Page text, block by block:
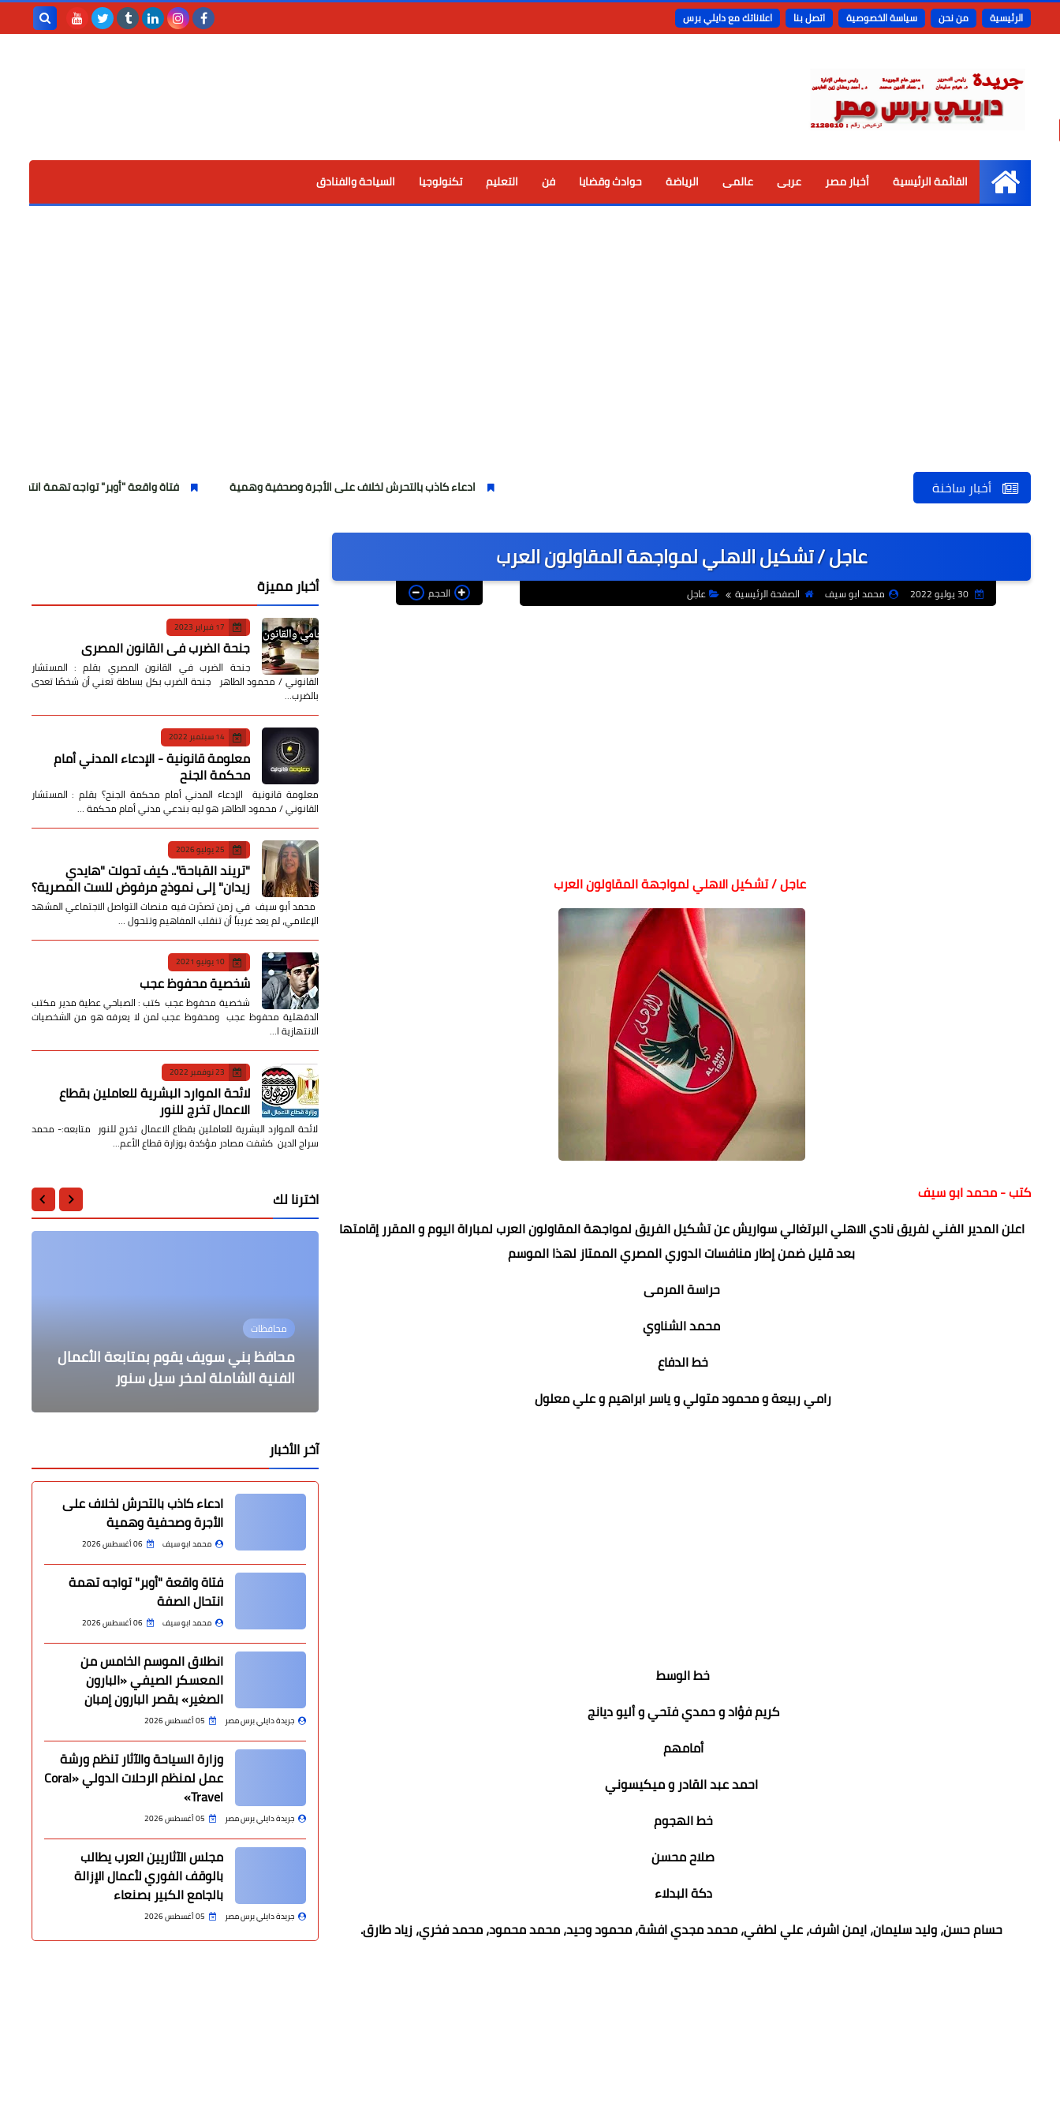
الرئيسية من نحن سياسة الخصوصية اتصل بنا اعلاناتك مع دايلي برس
الرئيسية
القائمة الرئيسية أخبار مصر عربى عالمى الرياضة حوادث وقضايا فن التعليم تكنولوجيا السياحة والفنادق
أخبار ساخنة ادعاء كاذب بالتحرش لخلاف على الأجرة وصحفية وهمية فتاة واقعة "أوبر" تواجه تهمة انتحال الصفة
عاجل / تشكيل الاهلي لمواجهة المقاولون العرب
30 يوليو 2022 محمد ابو سيف الصفحة الرئيسية عاجل الحجم
عاجل / تشكيل الاهلي لمواجهة المقاولون العرب
كتب - محمد ابو سيف
اعلن المدير الفني لفريق نادي الاهلي البرتغالي سواريش عن تشكيل الفريق لمواجهة المقاولون العرب لمباراة اليوم و المقرر إقامتها
بعد قليل ضمن إطار منافسات الدوري المصري الممتاز لهذا الموسم
حراسة المرمى
محمد الشناوي
خط الدفاع
رامي ربيعة و محمود متولي و ياسر ابراهيم و علي معلول
خط الوسط
كريم فؤاد و حمدي فتحي و أليو ديانج
أمامهم
احمد عبد القادر و ميكيسوني
خط الهجوم
صلاح محسن
دكة البدلاء
حسام حسن، وليد سليمان، ايمن اشرف، علي لطفي، محمد مجدي افشة، محمود وحيد، محمد محمود، محمد فخري، زياد طارق.
أخبار مميزة
17 فبراير 2023
جنحة الضرب في القانون المصري
جنحة الضرب في القانون المصري بقلم : المستشار
القانوني / محمود الطاهر جنحة الضرب بكل بساطة تعني أن شخصًا تعدى
بالضرب…
14 سبتمبر 2022
معلومة قانونية - الإدعاء المدني أمام
محكمة الجنح
معلومة قانونية الإدعاء المدني أمام محكمة الجنح؟ بقلم : المستشار
القانوني / محمود الطاهر هو ليه بندعي مدني أمام محكمة …
25 يوليو 2026
​"تريند القباحة".. كيف تحولت "هايدي
زيدان" إلى نموذج مرفوض للست المصرية؟
​ محمد أبو سيف ​في زمن تصدّرت فيه منصات التواصل الاجتماعي المشهد
الإعلامي، لم يعد غريباً أن تنقلب المفاهيم وتتحول …
10 يونيو 2021
شخصية محفوظ عجب
شخصية محفوظ عجب كتب : الصباحي عطية مدير مكتب
الدقهلية محفوظ عجب ومحفوظ عجب لمن لا يعرفه هو من الشخصيات
الانتهازية ا…
23 نوفمبر 2022
لائحة الموارد البشرية للعاملين بقطاع
الاعمال تخرج للنور
لائحة الموارد البشرية للعاملين بقطاع الاعمال تخرج للنور متابعه:- محمد
سراج الدين كشفت مصادر مؤكدة بوزارة قطاع الأعم…
اخترنا لك
محمد ابو سيف
محافظات
محافظ بني سويف يقوم بمتابعة الأعمال
الفنية الشاملة لمخر سيل سنور
محمد ابو سيف
عالمى
أردوغان يعود إلى الأراضي التركية بعد
جولته الأفريقية
محمد ابو سيف
الرياضة
إنطلاق فعاليات الأدوار التمهيدية لبطولة
الجمهورية فوق 18 للكاراتية
محمد ابو سيف
محافظات
الزملوط يبحث خطة تطوير منطقة
الحرفيين بالخارجة
عالمى
ازالة الاعلانات المخالفة والغير مرخصة
بمحافظة الدقهلية
آخر الأخبار
ادعاء كاذب بالتحرش لخلاف على
الأجرة وصحفية وهمية
محمد ابو سيف 06 أغسطس 2026
فتاة واقعة "أوبر" تواجه تهمة
انتحال الصفة
محمد ابو سيف 06 أغسطس 2026
انطلاق الموسم الخامس من
المعسكر الصيفي «البارون
الصغير» بقصر البارون إمبان
جريدة دايلي برس مصر 05 أغسطس 2026
وزارة السياحة والآثار تنظم ورشة
عمل لمنظم الرحلات الدولي «Coral
Travel»
جريدة دايلي برس مصر 05 أغسطس 2026
مجلس الآثاريين العرب يطالب
بالوقف الفوري لأعمال الإزالة
بالجامع الكبير بصنعاء
جريدة دايلي برس مصر 05 أغسطس 2026